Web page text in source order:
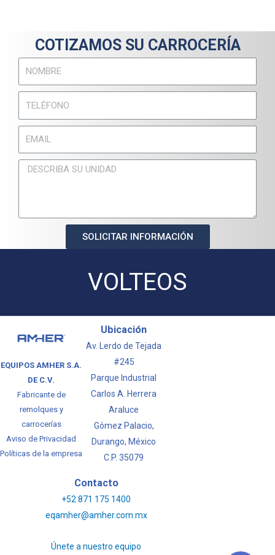
COTIZAMOS SU CARROCERÍA
SOLICITAR INFORMACIÓN
VOLTEOS
EQUIPOS AMHER S.A.
DE C.V.
Fabricante de
remolques y
carrocerías
Aviso de Privacidad
Políticas de la empresa
Ubicación
Av. Lerdo de Tejada
#245
Parque Industrial
Carlos A. Herrera
Araluce
Gómez Palacio,
Durango, México
C.P. 35079
Contacto
+52 871 175 1400
eqamher@amher.com.mx
Únete a nuestro equipo